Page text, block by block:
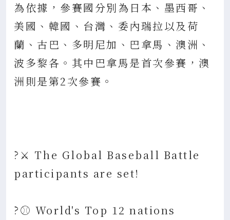
為依據，參賽國分別為日本、墨西哥、
美國、韓國、台灣、委內瑞拉以及荷
蘭、古巴、多明尼加、巴拿馬、澳洲、
波多黎各。其中巴拿馬是首次參賽，澳
洲則是第2次參賽。
?⚔️ The Global Baseball Battle
participants are set!
?⚾ World's Top 12 nations